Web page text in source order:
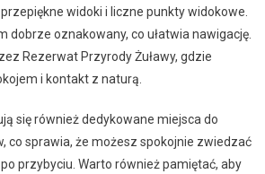
widoki i liczne punkty widokowe.
dobrze oznakowany, co ułatwia nawigację.
Rezerwat Przyrody Żuławy, gdzie
i kontakt z naturą.
się również dedykowane miejsca do
co sprawia, że możesz spokojnie zwiedzać
przybyciu. Warto również pamiętać, aby